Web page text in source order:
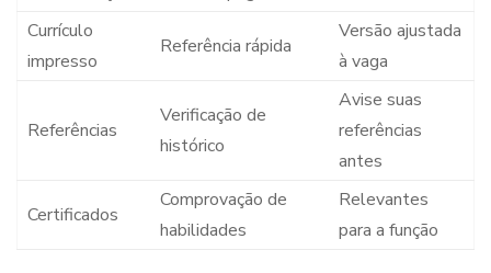
Currículo
impresso
Referência rápida
Versão ajustada
à vaga
Referências
Verificação de
histórico
Avise suas
referências
antes
Certificados
Comprovação de
habilidades
Relevantes
para a função